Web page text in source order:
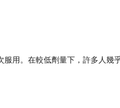
用。在較低劑量下，許多人